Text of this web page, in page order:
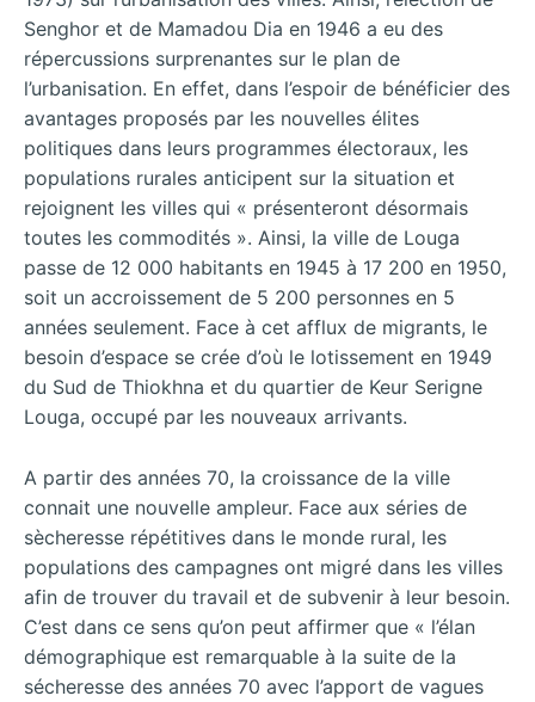
Senghor et de Mamadou Dia en 1946 a eu des
répercussions surprenantes sur le plan de
l’urbanisation. En effet, dans l’espoir de bénéficier des
avantages proposés par les nouvelles élites
politiques dans leurs programmes électoraux, les
populations rurales anticipent sur la situation et
rejoignent les villes qui « présenteront désormais
toutes les commodités ». Ainsi, la ville de Louga
passe de 12 000 habitants en 1945 à 17 200 en 1950,
soit un accroissement de 5 200 personnes en 5
années seulement. Face à cet afflux de migrants, le
besoin d’espace se crée d’où le lotissement en 1949
du Sud de Thiokhna et du quartier de Keur Serigne
Louga, occupé par les nouveaux arrivants.
A partir des années 70, la croissance de la ville
connait une nouvelle ampleur. Face aux séries de
sècheresse répétitives dans le monde rural, les
populations des campagnes ont migré dans les villes
afin de trouver du travail et de subvenir à leur besoin.
C’est dans ce sens qu’on peut affirmer que « l’élan
démographique est remarquable à la suite de la
sécheresse des années 70 avec l’apport de vagues